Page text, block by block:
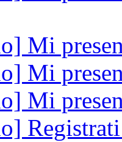
Mi
Mi
Mi